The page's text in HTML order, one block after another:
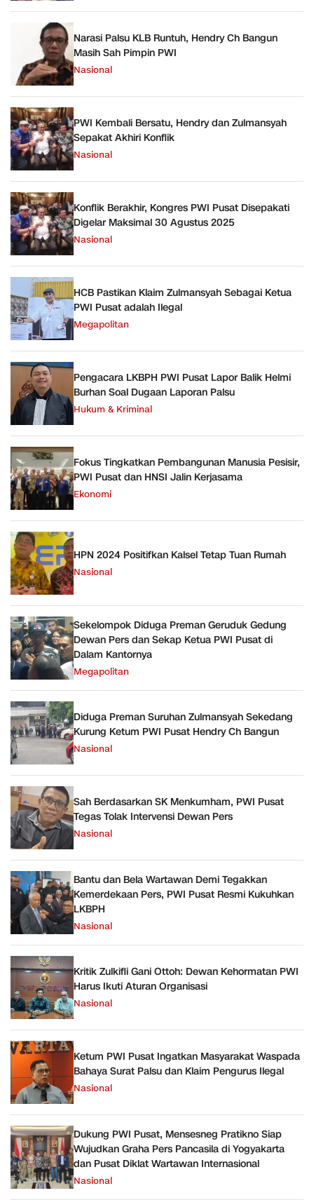
Narasi Palsu KLB Runtuh, Hendry Ch Bangun
Masih Sah Pimpin PWI
Nasional
PWI Kembali Bersatu, Hendry dan Zulmansyah
Sepakat Akhiri Konflik
Nasional
Konflik Berakhir, Kongres PWI Pusat Disepakati
Digelar Maksimal 30 Agustus 2025
Nasional
HCB Pastikan Klaim Zulmansyah Sebagai Ketua
PWI Pusat adalah Ilegal
Megapolitan
Pengacara LKBPH PWI Pusat Lapor Balik Helmi
Burhan Soal Dugaan Laporan Palsu
Hukum & Kriminal
Fokus Tingkatkan Pembangunan Manusia Pesisir,
PWI Pusat dan HNSI Jalin Kerjasama
Ekonomi
HPN 2024 Positifkan Kalsel Tetap Tuan Rumah
Nasional
Sekelompok Diduga Preman Geruduk Gedung
Dewan Pers dan Sekap Ketua PWI Pusat di
Dalam Kantornya
Megapolitan
Diduga Preman Suruhan Zulmansyah Sekedang
Kurung Ketum PWI Pusat Hendry Ch Bangun
Nasional
Sah Berdasarkan SK Menkumham, PWI Pusat
Tegas Tolak Intervensi Dewan Pers
Nasional
Bantu dan Bela Wartawan Demi Tegakkan
Kemerdekaan Pers, PWI Pusat Resmi Kukuhkan
LKBPH
Nasional
Kritik Zulkifli Gani Ottoh: Dewan Kehormatan PWI
Harus Ikuti Aturan Organisasi
Nasional
Ketum PWI Pusat Ingatkan Masyarakat Waspada
Bahaya Surat Palsu dan Klaim Pengurus Ilegal
Nasional
Dukung PWI Pusat, Mensesneg Pratikno Siap
Wujudkan Graha Pers Pancasila di Yogyakarta
dan Pusat Diklat Wartawan Internasional
Nasional